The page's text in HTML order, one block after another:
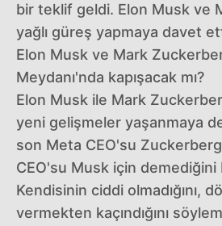
bir teklif geldi. Elon Musk ve
yağlı güreş yapmaya davet
Elon Musk ve Mark
Meydanı'nda kapışacak mı?
Elon Musk ile Mark
yeni gelişmeler yaşanmaya
son Meta CEO'su
CEO'su Musk için demediğini
Kendisinin ciddi olmadığını,
vermekten kaçındığını